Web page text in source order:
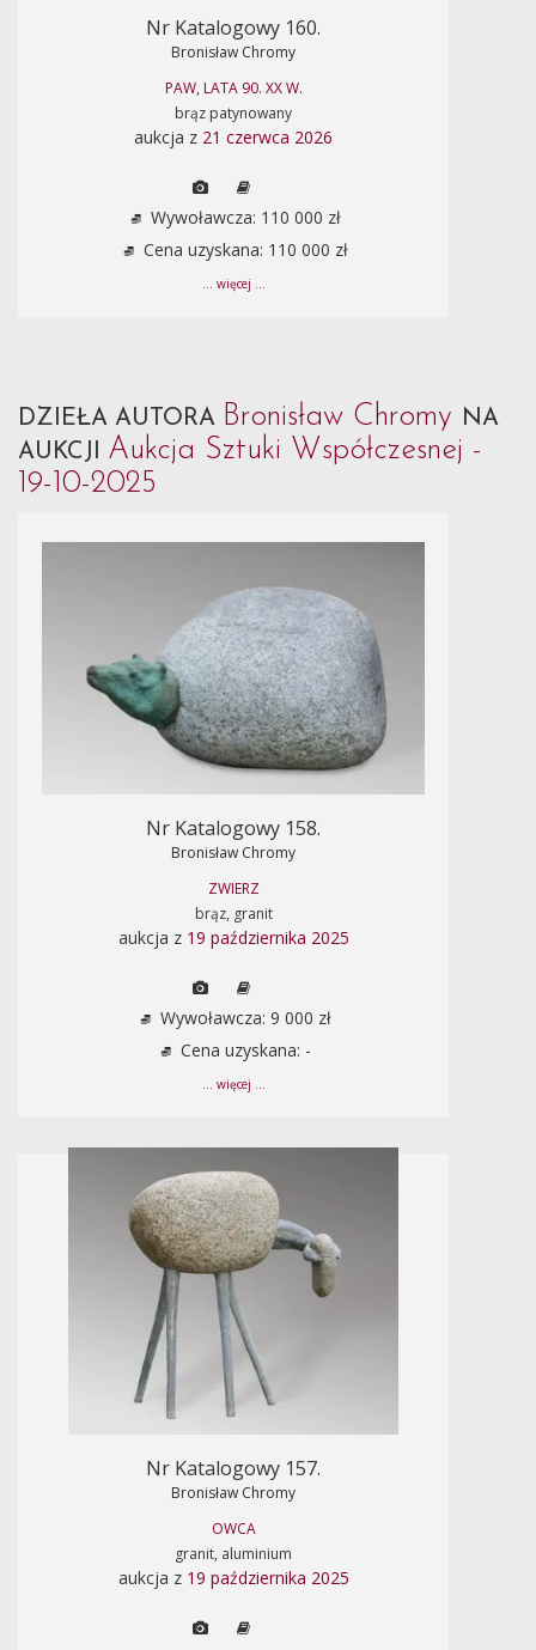
Nr Katalogowy 160.
Bronisław Chromy
PAW, LATA 90. XX W.
brąz patynowany
aukcja z 21 czerwca 2026
Wywoławcza: 110 000 zł
Cena uzyskana: 110 000 zł
... więcej ...
DZIEŁA AUTORA Bronisław Chromy NA
AUKCJI Aukcja Sztuki Współczesnej -
19-10-2025
Nr Katalogowy 158.
Bronisław Chromy
ZWIERZ
brąz, granit
aukcja z 19 października 2025
Wywoławcza: 9 000 zł
Cena uzyskana: -
... więcej ...
Nr Katalogowy 157.
Bronisław Chromy
OWCA
granit, aluminium
aukcja z 19 października 2025